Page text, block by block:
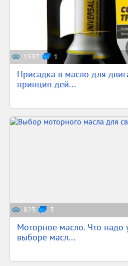
1597 1
Присадка в масло для
принцип дей...
823 3
Моторное масло. Что надо
выборе масл...